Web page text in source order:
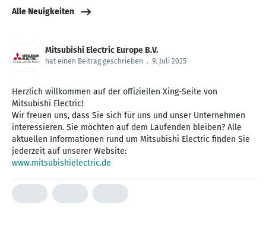
Alle Neuigkeiten
Mitsubishi Electric Europe B.V.
hat einen Beitrag geschrieben . 9. Juli 2025
Herzlich willkommen auf der offiziellen Xing-Seite von
Mitsubishi Electric!
Wir freuen uns, dass Sie sich für uns und unser Unternehmen
interessieren. Sie möchten auf dem Laufenden bleiben? Alle
aktuellen Informationen rund um Mitsubishi Electric finden Sie
www.mitsubishielectric.de